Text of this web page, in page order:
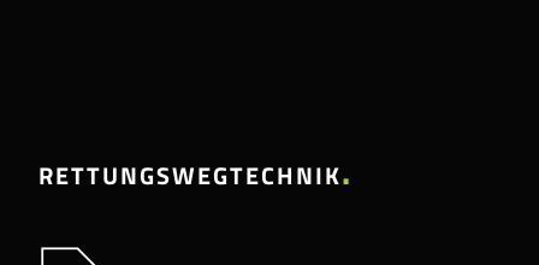
RETTUNGSWEGTECHNIK